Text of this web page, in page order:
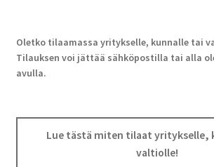
Oletko tilaamassa yritykselle, kunnalle tai
Tilauksen voi jättää sähköpostilla tai alla
avulla.
Lue tästä miten tilaat yritykselle,
valtiolle!